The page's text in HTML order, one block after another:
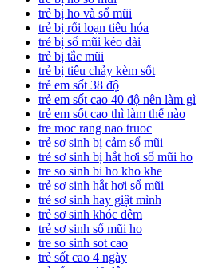
trẻ bị ho và sổ mũi
trẻ bị rối loạn tiêu hóa
trẻ bị sổ mũi kéo dài
trẻ bị tắc mũi
trẻ bị tiêu chảy kèm sốt
trẻ em sốt 38 độ
trẻ em sốt cao 40 độ nên làm gì
trẻ em sốt cao thì làm thế nào
tre moc rang nao truoc
trẻ sơ sinh bị cảm sổ mũi
trẻ sơ sinh bị hắt hơi sổ mũi ho
tre so sinh bi ho kho khe
trẻ sơ sinh hắt hơi sổ mũi
trẻ sơ sinh hay giật mình
trẻ sơ sinh khóc đêm
trẻ sơ sinh sổ mũi ho
tre so sinh sot cao
trẻ sốt cao 4 ngày